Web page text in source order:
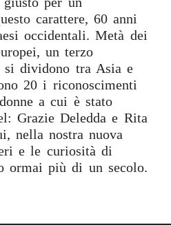
carattere, 60 anni
occidentali. Metà dei
un terzo
dividono tra Asia e
20 i riconoscimenti
a cui è stato
Grazie Deledda e Rita
nella nostra nuova
e le curiosità di
ormai più di un secolo.